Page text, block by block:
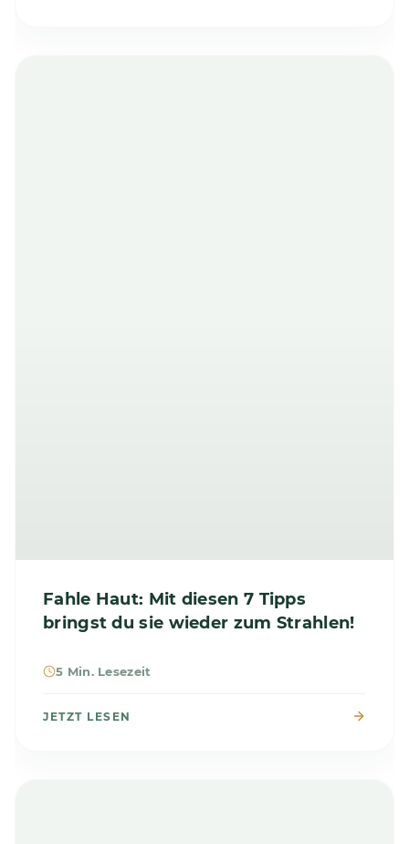
Fahle Haut: Mit diesen 7 Tipps
bringst du sie wieder zum Strahlen!
5 Min. Lesezeit
JETZT LESEN